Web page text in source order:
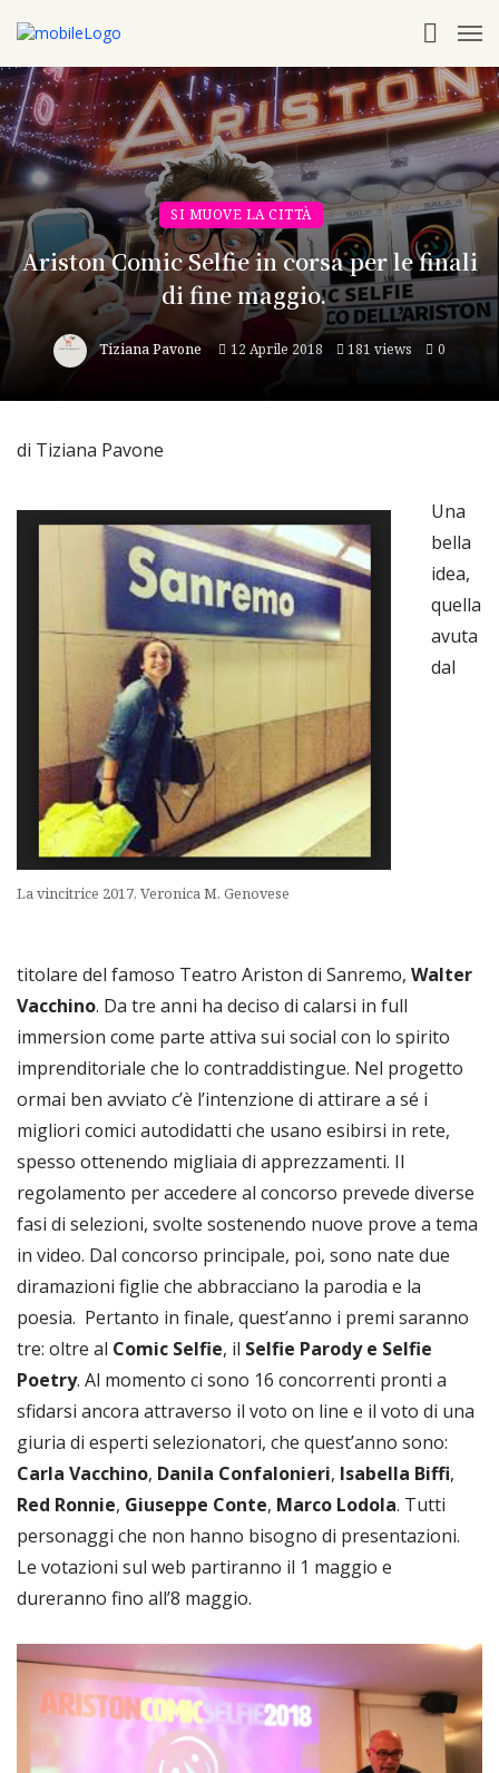
SI MUOVE LA CITTÀ
Ariston Comic Selfie in corsa per le finali
di fine maggio.
Tiziana Pavone 12 Aprile 2018 181 views 0
di Tiziana Pavone
La vincitrice 2017, Veronica M. Genovese
Una
bella
idea,
quella
avuta
dal
titolare del famoso Teatro Ariston di Sanremo, Walter
Vacchino. Da tre anni ha deciso di calarsi in full
immersion come parte attiva sui social con lo spirito
imprenditoriale che lo contraddistingue. Nel progetto
ormai ben avviato c’è l’intenzione di attirare a sé i
migliori comici autodidatti che usano esibirsi in rete,
spesso ottenendo migliaia di apprezzamenti. Il
regolamento per accedere al concorso prevede diverse
fasi di selezioni, svolte sostenendo nuove prove a tema
in video. Dal concorso principale, poi, sono nate due
diramazioni figlie che abbracciano la parodia e la
poesia. Pertanto in finale, quest’anno i premi saranno
tre: oltre al Comic Selfie, il Selfie Parody e Selfie
Poetry. Al momento ci sono 16 concorrenti pronti a
sfidarsi ancora attraverso il voto on line e il voto di una
giuria di esperti selezionatori, che quest’anno sono:
Carla Vacchino, Danila Confalonieri, Isabella Biffi,
Red Ronnie, Giuseppe Conte, Marco Lodola. Tutti
personaggi che non hanno bisogno di presentazioni.
Le votazioni sul web partiranno il 1 maggio e
dureranno fino all’8 maggio.